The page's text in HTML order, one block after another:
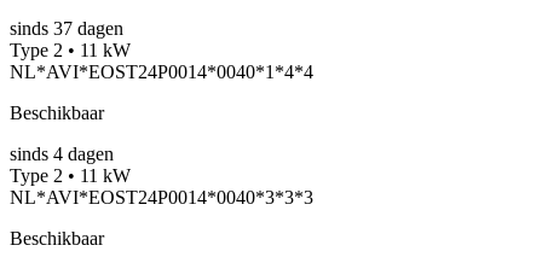
sinds 37 dagen
Type 2 • 11 kW
NL*AVI*EOST24P0014*0040*1*4*4
Beschikbaar
sinds 4 dagen
Type 2 • 11 kW
NL*AVI*EOST24P0014*0040*3*3*3
Beschikbaar